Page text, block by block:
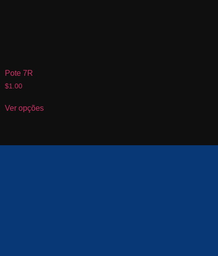
Pote 7R
$1.00
Ver opções